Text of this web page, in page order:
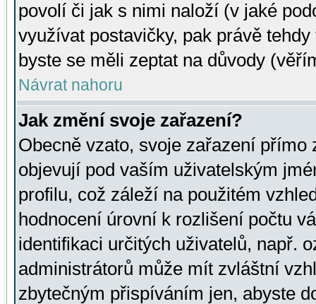
povolí či jak s nimi naloží (v jaké
využívat postavičky, pak právě
byste se měli zeptat na důvody
Návrat nahoru
Jak změní svoje zařazení?
Obecně vzato, svoje zařazení přímo
objevují pod vaším uživatelským
profilu, což záleží na použitém
hodnocení úrovní k rozlišení počtu
identifikaci určitých uživatelů, např.
administrátorů může mít zvláštní
zbytečným přispíváním jen, abyste